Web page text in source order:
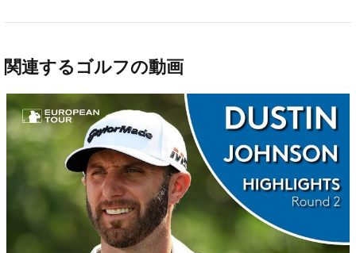
関連するゴルフの動画